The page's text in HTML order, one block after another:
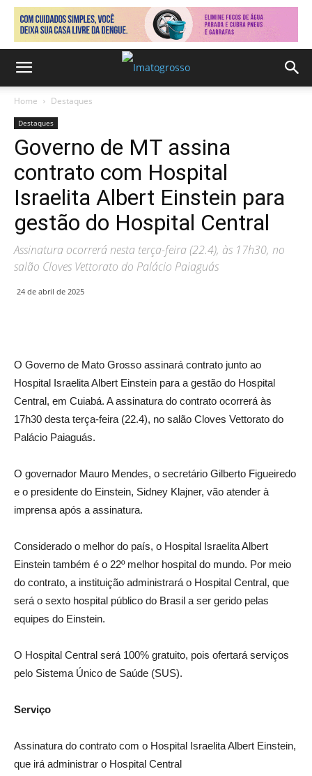
Home Destaques
Destaques
Governo de MT assina
contrato com Hospital
Israelita Albert Einstein para
gestão do Hospital Central
Assinatura ocorrerá nesta terça-feira (22.4), às 17h30, no
salão Cloves Vettorato do Palácio Paiaguás
24 de abril de 2025
O Governo de Mato Grosso assinará contrato junto ao
Hospital Israelita Albert Einstein para a gestão do Hospital
Central, em Cuiabá. A assinatura do contrato ocorrerá às
17h30 desta terça-feira (22.4), no salão Cloves Vettorato do
Palácio Paiaguás.
O governador Mauro Mendes, o secretário Gilberto Figueiredo
e o presidente do Einstein, Sidney Klajner, vão atender à
imprensa após a assinatura.
Considerado o melhor do país, o Hospital Israelita Albert
Einstein também é o 22º melhor hospital do mundo. Por meio
do contrato, a instituição administrará o Hospital Central, que
será o sexto hospital público do Brasil a ser gerido pelas
equipes do Einstein.
O Hospital Central será 100% gratuito, pois ofertará serviços
pelo Sistema Único de Saúde (SUS).
Serviço
Assinatura do contrato com o Hospital Israelita Albert Einstein,
que irá administrar o Hospital Central